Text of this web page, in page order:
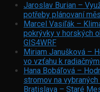
Jaroslav Burian –
potřeby plánovaní
Marcel Vasiľák –
pokrývky v horských
GIS4WRF
Miriam Janušková –
vo vzťahu k
Hana Bobáľová –
stromov na
Bratislava – Staré